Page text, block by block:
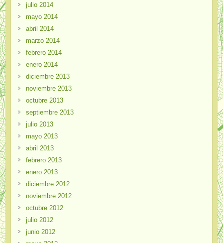
julio 2014
mayo 2014
abril 2014
marzo 2014
febrero 2014
enero 2014
diciembre 2013
noviembre 2013
octubre 2013
septiembre 2013
julio 2013
mayo 2013
abril 2013
febrero 2013
enero 2013
diciembre 2012
noviembre 2012
octubre 2012
julio 2012
junio 2012